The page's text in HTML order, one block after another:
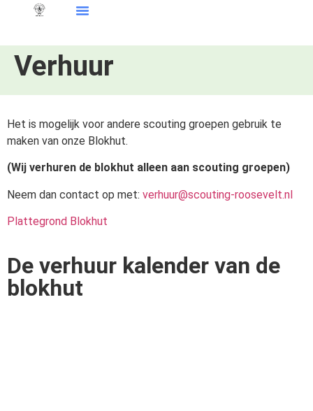
Verhuur
Het is mogelijk voor andere scouting groepen gebruik te
maken van onze Blokhut.
(Wij verhuren de blokhut alleen aan scouting groepen)
Neem dan contact op met: verhuur@scouting-roosevelt.nl
Plattegrond Blokhut
De verhuur kalender van de
blokhut